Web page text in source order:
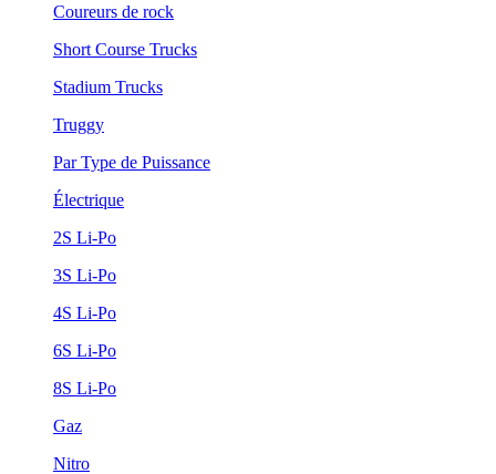
Coureurs de rock
Short Course Trucks
Stadium Trucks
Truggy
Par Type de Puissance
Électrique
2S Li-Po
3S Li-Po
4S Li-Po
6S Li-Po
8S Li-Po
Gaz
Nitro